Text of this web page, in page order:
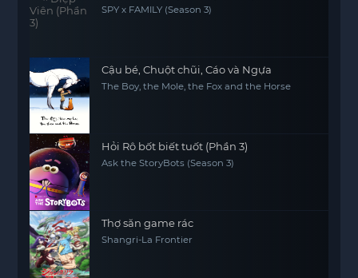
SPY x FAMILY (Season 3)
Cậu bé, Chuột chũi, Cáo và Ngựa
The Boy, the Mole, the Fox and the Horse
Hỏi Rô bốt biết tuốt (Phần 3)
Ask the StoryBots (Season 3)
Thợ săn game rác
Shangri-La Frontier